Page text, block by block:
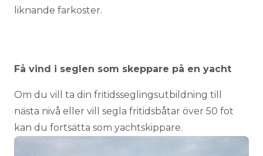
liknande farkoster.
Få vind i seglen som skeppare på en yacht
Om du vill ta din fritidsseglingsutbildning till
nästa nivå eller vill segla fritidsbåtar över 50 fot
kan du fortsätta som yachtskippare.